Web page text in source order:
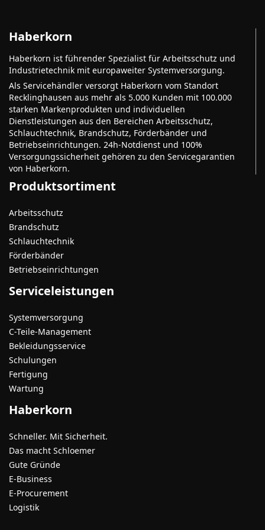
Haberkorn
Haberkorn ist führender Spezialist für Arbeitsschutz und
Industrietechnik mit europaweiter Systemversorgung.
Als Servicehändler versorgt Haberkorn vom Standort
Recklinghausen aus mehr als 5.000 Kunden mit 100.000
starken Markenprodukten und individuellen
Dienstleistungen aus den Bereichen Arbeitsschutz,
Schlauchtechnik, Brandschutz, Förderbänder und
Betriebseinrichtungen. 24h-Notdienst und 100%
Versorgungssicherheit gehören zu den Servicegarantien
von Haberkorn.
Produktsortiment
Arbeitsschutz
Brandschutz
Schlauchtechnik
Förderbänder
Betriebseinrichtungen
Serviceleistungen
Systemversorgung
C-Teile-Management
Bekleidungsservice
Schulungen
Fertigung
Wartung
Haberkorn
Schneller. Mit Sicherheit.
Das macht Schloemer
Gute Gründe
E-Business
E-Procurement
Logistik